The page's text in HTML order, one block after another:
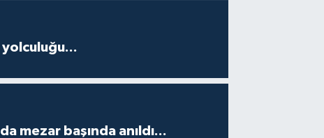
mezar başında anıldı...